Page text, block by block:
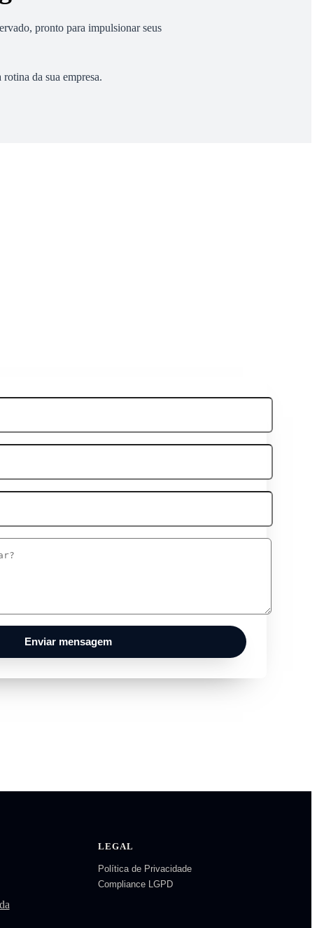
pronto para impulsionar seus
da sua empresa.
Enviar mensagem
LEGAL
Política de Privacidade
Compliance LGPD